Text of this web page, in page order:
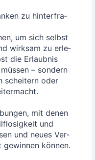
zu hin­ter­fra­
um sich selbst
wirk­sam zu erle­
die Erlaub­nis
– son­dern
schei­tern oder
mit denen
und
und neu­es Ver­
gewin­nen kön­nen.